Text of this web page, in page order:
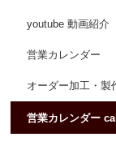
youtube 動画紹介
営業カレンダー
オーダー加工・
営業カレンダー